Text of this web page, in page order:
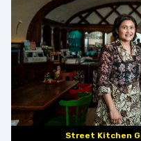
Street Kitchen